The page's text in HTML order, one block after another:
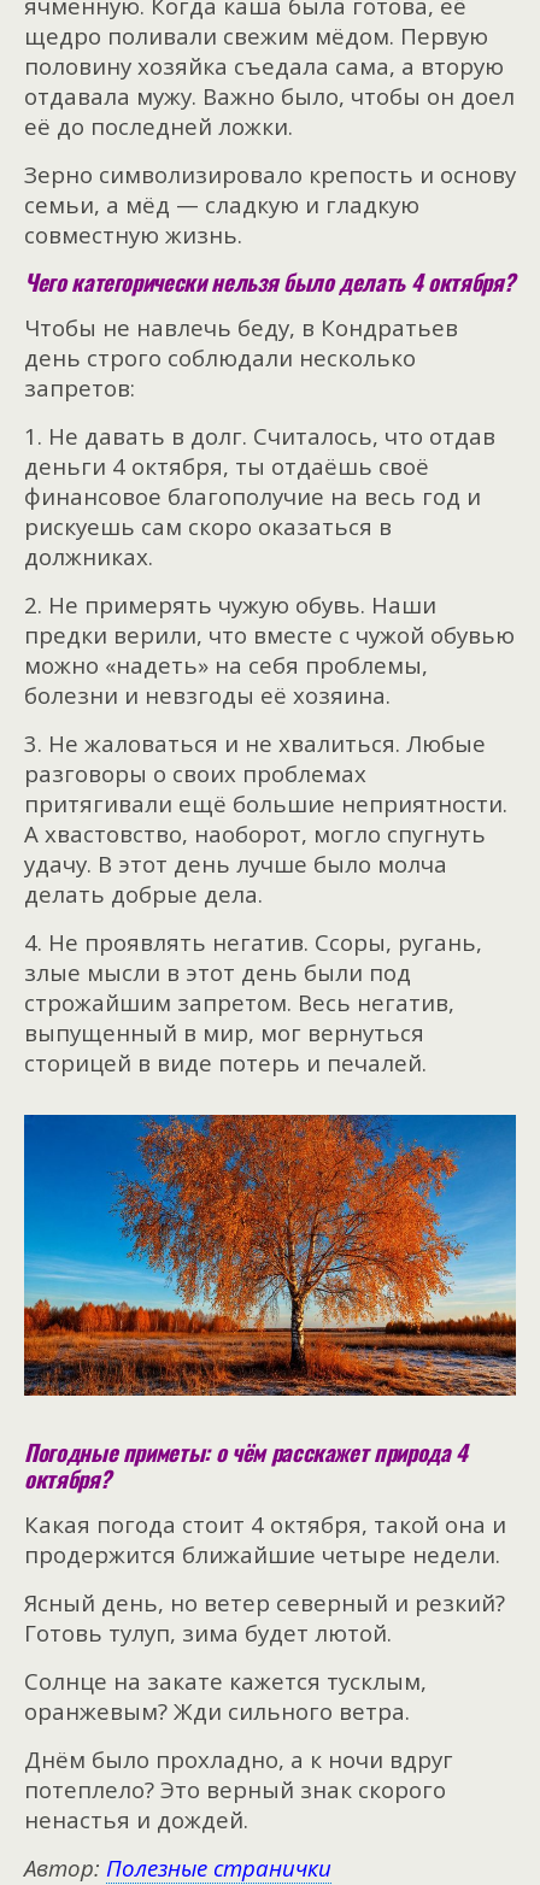
щедро поливали свежим мёдом. Первую
половину хозяйка съедала сама, а вторую
отдавала мужу. Важно было, чтобы он доел
её до последней ложки.
Зерно символизировало крепость и основу
семьи, а мёд — сладкую и гладкую
совместную жизнь.
Чего категорически нельзя было делать 4 октября?
Чтобы не навлечь беду, в Кондратьев
день строго соблюдали несколько
запретов:
1. Не давать в долг. Считалось, что отдав
деньги 4 октября, ты отдаёшь своё
финансовое благополучие на весь год и
рискуешь сам скоро оказаться в
должниках.
2. Не примерять чужую обувь. Наши
предки верили, что вместе с чужой обувью
можно «надеть» на себя проблемы,
болезни и невзгоды её хозяина.
3. Не жаловаться и не хвалиться. Любые
разговоры о своих проблемах
притягивали ещё большие неприятности.
А хвастовство, наоборот, могло спугнуть
удачу. В этот день лучше было молча
делать добрые дела.
4. Не проявлять негатив. Ссоры, ругань,
злые мысли в этот день были под
строжайшим запретом. Весь негатив,
выпущенный в мир, мог вернуться
сторицей в виде потерь и печалей.
Погодные приметы: о чём расскажет природа 4
октября?
Какая погода стоит 4 октября, такой она и
продержится ближайшие четыре недели.
Ясный день, но ветер северный и резкий?
Готовь тулуп, зима будет лютой.
Солнце на закате кажется тусклым,
оранжевым? Жди сильного ветра.
Днём было прохладно, а к ночи вдруг
потеплело? Это верный знак скорого
ненастья и дождей.
Автор: Полезные странички